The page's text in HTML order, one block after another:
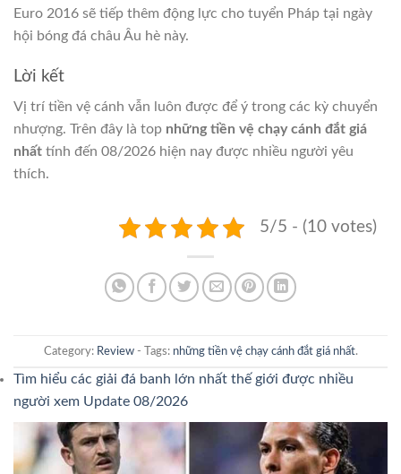
Euro 2016 sẽ tiếp thêm động lực cho tuyển Pháp tại ngày
hội bóng đá châu Âu hè này.
Lời kết
Vị trí tiền vệ cánh vẫn luôn được để ý trong các kỳ chuyển
nhượng. Trên đây là top những tiền vệ chạy cánh đắt giá
nhất tính đến 08/2026 hiện nay được nhiều người yêu
thích.
5/5 - (10 votes)
Category: Review- Tags: những tiền vệ chạy cánh đắt giá nhất.
Tìm hiểu các giải đá banh lớn nhất thế giới được nhiều
người xem Update 08/2026